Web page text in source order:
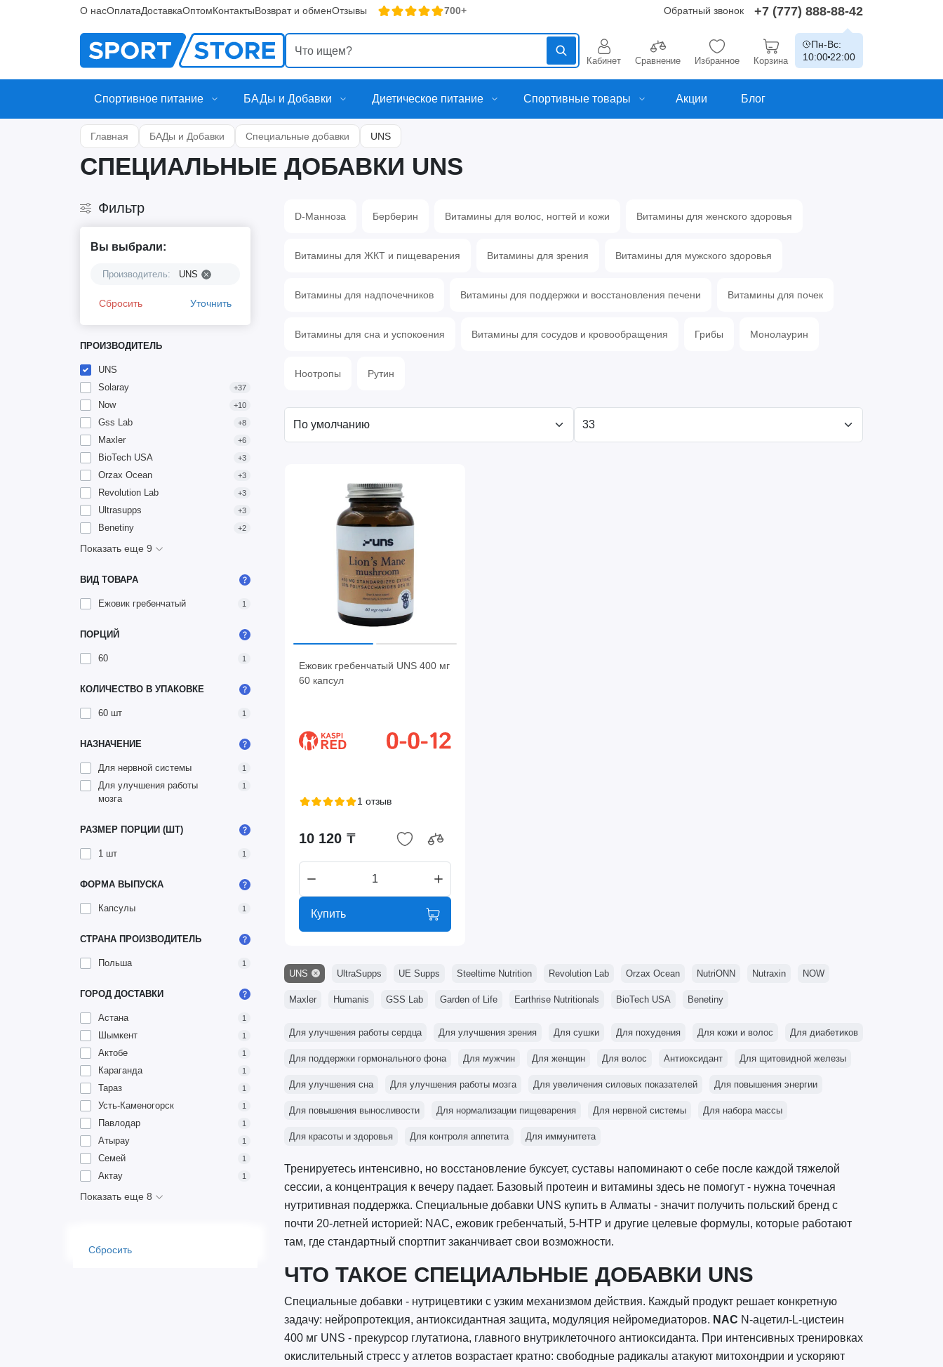
О насОплатаДоставкаОптомКонтактыВозврат и обменОтзывы 700+ Обратный звонок +7 (777) 888-88-42
Кабинет Сравнение Избранное Корзина
Пн-Вс:
10:00 22:00
Спортивное питание БАДы и Добавки Диетическое питание Спортивные товары Акции Блог
Главная БАДы и Добавки Специальные добавки UNS
СПЕЦИАЛЬНЫЕ ДОБАВКИ UNS
Фильтр
Вы выбрали:
Производитель: UNS
Сбросить Уточнить
ПРОИЗВОДИТЕЛЬ
UNS
Solaray
+37
Now +10
Gss Lab +8
Maxler +6
BioTech USA +3
Orzax Ocean +3
Revolution Lab +3
Ultrasupps +3
Benetiny +2
Показать еще 9
ВИД ТОВАРА
Ежовик гребенчатый 1
ПОРЦИЙ
60 1
КОЛИЧЕСТВО В УПАКОВКЕ
60 шт 1
НАЗНАЧЕНИЕ
Для нервной системы 1
Для улучшения работы
мозга
1
РАЗМЕР ПОРЦИИ (ШТ)
1 шт 1
ФОРМА ВЫПУСКА
Капсулы 1
СТРАНА ПРОИЗВОДИТЕЛЬ
Польша 1
ГОРОД ДОСТАВКИ
Астана 1
Шымкент 1
Актобе 1
Караганда 1
Тараз 1
Усть-Каменогорск 1
Павлодар 1
Атырау 1
Семей 1
Актау 1
Показать еще 8
Сбросить
D-Манноза Берберин Витамины для волос, ногтей и кожи Витамины для женского здоровья
Витамины для ЖКТ и пищеварения Витамины для зрения Витамины для мужского здоровья
Витамины для надпочечников Витамины для поддержки и восстановления печени Витамины для почек
Витамины для сна и успокоения Витамины для сосудов и кровообращения Грибы Монолаурин
Ноотропы Рутин
Ежовик гребенчатый UNS 400 мг
60 капсул
1 отзыв
10 120 ₸
Купить
UNS UltraSupps UE Supps Steeltime Nutrition Revolution Lab Orzax Ocean NutriONN Nutraxin NOW
Maxler Humanis GSS Lab Garden of Life Earthrise Nutritionals BioTech USA Benetiny
Для улучшения работы сердца Для улучшения зрения Для сушки Для похудения Для кожи и волос Для диабетиков
Для поддержки гормонального фона Для мужчин Для женщин Для волос Антиоксидант Для щитовидной железы
Для улучшения сна Для улучшения работы мозга Для увеличения силовых показателей Для повышения энергии
Для повышения выносливости Для нормализации пищеварения Для нервной системы Для набора массы
Для красоты и здоровья Для контроля аппетита Для иммунитета
Тренируетесь интенсивно, но восстановление буксует, суставы напоминают о себе после каждой тяжелой
сессии, а концентрация к вечеру падает. Базовый протеин и витамины здесь не помогут - нужна точечная
нутритивная поддержка. Специальные добавки UNS купить в Алматы - значит получить польский бренд с
почти 20-летней историей: NAC, ежовик гребенчатый, 5-HTP и другие целевые формулы, которые работают
там, где стандартный спортпит заканчивает свои возможности.
ЧТО ТАКОЕ СПЕЦИАЛЬНЫЕ ДОБАВКИ UNS
Специальные добавки - нутрицевтики с узким механизмом действия. Каждый продукт решает конкретную
задачу: нейропротекция, антиоксидантная защита, модуляция нейромедиаторов. NAC N-ацетил-L-цистеин
400 мг UNS - прекурсор глутатиона, главного внутриклеточного антиоксиданта. При интенсивных тренировках
окислительный стресс у атлетов возрастает кратно: свободные радикалы атакуют митохондрии и ускоряют